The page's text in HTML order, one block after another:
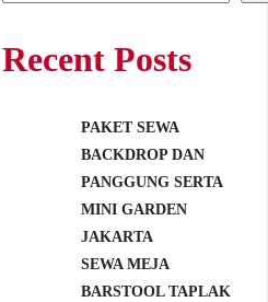
Recent Posts
PAKET SEWA
BACKDROP DAN
PANGGUNG SERTA
MINI GARDEN
JAKARTA
SEWA MEJA
BARSTOOL TAPLAK